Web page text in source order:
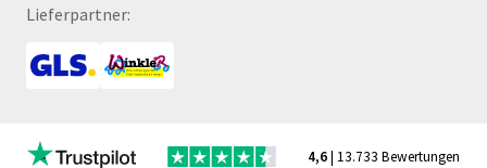
Lieferpartner:
4,6| 13.733 Bewertungen